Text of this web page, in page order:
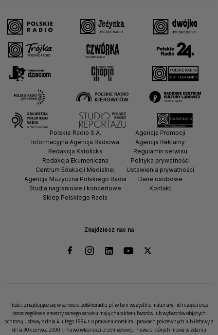
Znajdziesz nas na
Polskie Radio S.A.
Informacyjna Agencja Radiowa
Redakcja Katolicka
Redakcja Ekumeniczna
Centrum Edukacji Medialnej
Agencja Muzyczna Polskiego Radia
Studia nagraniowe i koncertowe
Sklep Polskiego Radia
Agencja Promocji
Agencja Reklamy
Regulamin serwisu
Polityka prywatności
Ustawienia prywatności
Dane osobowe
Kontakt
Treści, znajdujące się w serwisie polskieradio.pl, w tym wszystkie materiały i ich części oraz
poszczególne elementy samego serwisu mają charakter utworów lub wytworów objętych
ochroną Ustawy z dnia 4 lutego 1994 r. o prawie autorskim i prawach pokrewnych lub Ustawy z
dnia 30 czerwca 2000 r. Prawo własności przemysłowej. Prawa o których mowa w zdaniu